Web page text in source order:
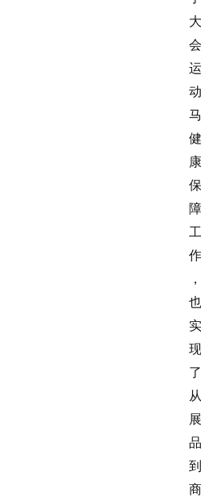
大
会
运
动
马
健
康
保
障
工
作
，
也
实
现
了
从
展
品
到
商